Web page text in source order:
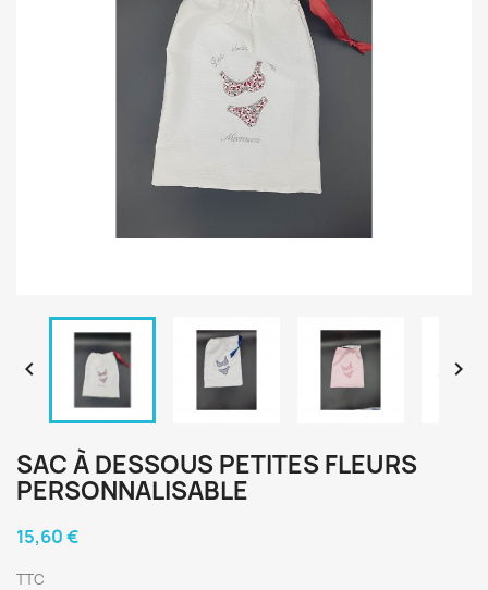
 
SAC À DESSOUS PETITES FLEURS
PERSONNALISABLE
15,60 €
TTC